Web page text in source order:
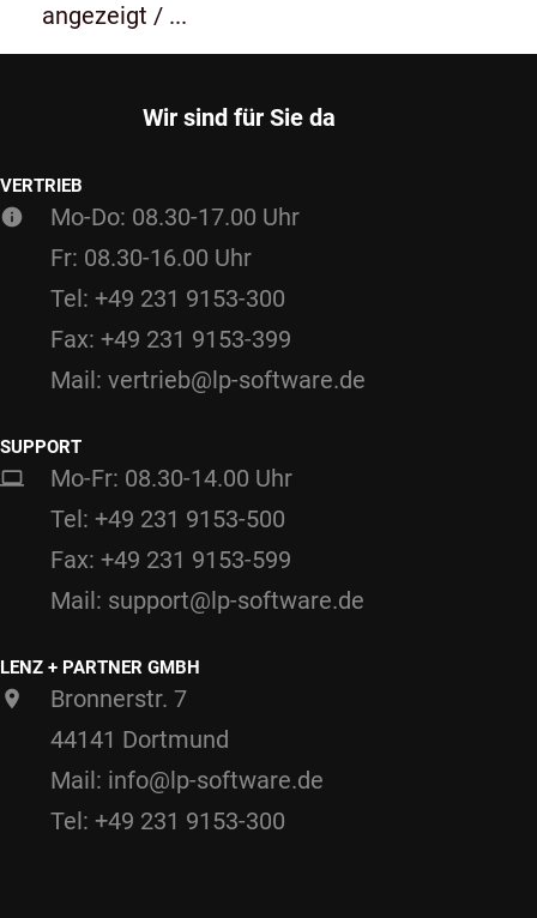
angezeigt / ...
Wir sind für Sie da
VERTRIEB
Mo-Do: 08.30-17.00 Uhr
Fr: 08.30-16.00 Uhr
Tel: +49 231 9153-300
Fax: +49 231 9153-399
Mail: vertrieb@lp-software.de
SUPPORT
Mo-Fr: 08.30-14.00 Uhr
Tel: +49 231 9153-500
Fax: +49 231 9153-599
Mail: support@lp-software.de
LENZ + PARTNER GMBH
Bronnerstr. 7
44141 Dortmund
Mail: info@lp-software.de
Tel: +49 231 9153-300